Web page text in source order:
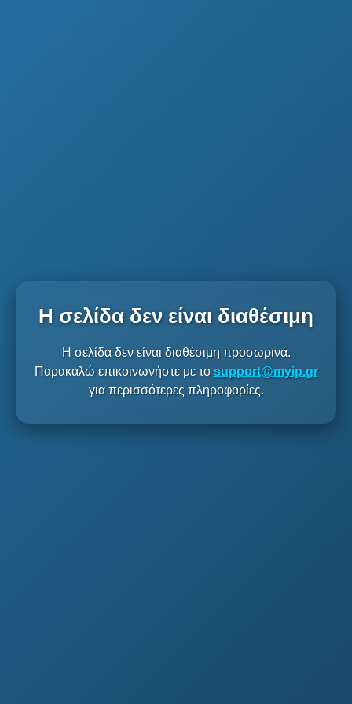
Η σελίδα δεν είναι διαθέσιμη
Η σελίδα δεν είναι διαθέσιμη προσωρινά.
Παρακαλώ επικοινωνήστε με το support@myip.gr
για περισσότερες πληροφορίες.